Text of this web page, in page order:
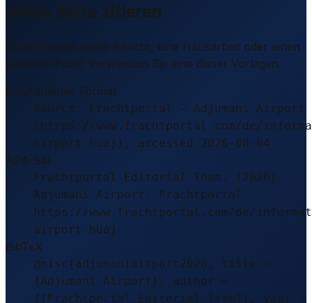
Diese Seite zitieren
Sie schreiben einen Bericht, eine Hausarbeit oder einen
LinkedIn-Post? Verwenden Sie eine dieser Vorlagen.
Empfohlenes Format
Source: Frachtportal – Adjumani Airport
(https://www.frachtportal.com/de/
airport-huaj), accessed 2026-08-04
APA-Stil
Frachtportal Editorial Team. (2026).
Adjumani Airport. Frachtportal.
https://www.frachtportal.com/de/
airport-huaj
BibTeX
@misc{adjumaniairport2026, title =
{Adjumani Airport}, author =
{{Frachtportal Editorial Team}}, year =